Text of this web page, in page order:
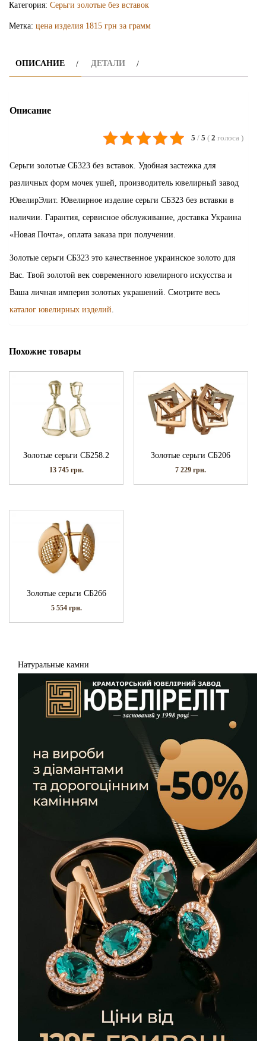
Категория: Серьги золотые без вставок
Метка: цена изделия 1815 грн за грамм
ОПИСАНИЕ ДЕТАЛИ
Описание
5 / 5 ( 2 голоса )
Серьги золотые СБ323 без вставок. Удобная застежка для
различных форм мочек ушей, производитель ювелирный завод
ЮвелирЭлит. Ювелирное изделие серьги СБ323 без вставки в
наличии. Гарантия, сервисное обслуживание, доставка Украина
«Новая Почта», оплата заказа при получении.
Золотые серьги СБ323 это качественное украинское золото для
Вас. Твой золотой век современного ювелирного искусства и
Ваша личная империя золотых украшений. Смотрите весь
каталог ювелирных изделий
Похожие товары
Золотые серьги СБ258.2
13 745 грн.
Золотые серьги СБ206
7 229грн.
Золотые серьги СБ266
5 554 грн.
Натуральные камни